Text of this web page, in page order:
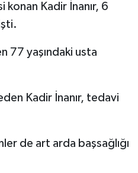
konan Kadir İnanır, 6
77 yaşındaki usta
Kadir İnanır, tedavi
de art arda başsağlığı